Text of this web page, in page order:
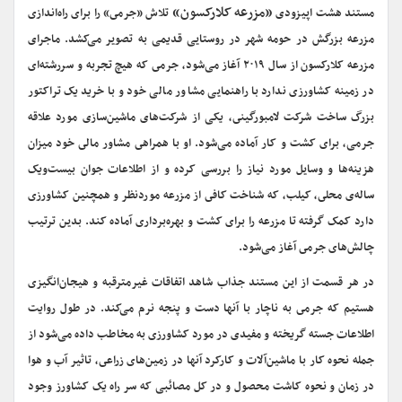
مستند هشت اپیزودی«مزرعه کلارکسون»تلاش «جرمى» را براى راه‌اندازى
مزرعه بزرگش در حومه شهر در روستایی قدیمی به تصویر می‌کشد. ماجرای
مزرعه کلارکسون از سال ۲۰۱۹ آغاز می‌شود، جرمى که هیچ تجربه و سررشته‌اى
در زمینه کشاورزى ندارد با راهنمایی مشاور مالی خود و با خرید یک تراکتور
بزرگ ساخت شرکت لامبورگینى، یکی از شرکت‌های ماشین‌سازی مورد علاقه
جرمی، براى کشت و کار آماده می‌شود. او با همراهى مشاور مالى خود میزان
هزینه‌ها و وسایل مورد نیاز را بررسی کرده و از اطلاعات جوان بیست‌ویک
ساله‌ی محلى، کیلب، که شناخت کافى از مزرعه موردنظر و همچنین کشاورزى
دارد کمک گرفته تا مزرعه را براى کشت و بهره‌بردارى آماده کند. بدین ترتیب
چالش‌هاى جرمى آغاز می‌شود.
در هر قسمت از این مستند جذاب شاهد اتفاقات غیرمترقبه و هیجان‌انگیزى
هستیم که جرمى به ناچار با آنها دست و پنجه نرم می‌کند. در طول روایت
اطلاعات جسته گریخته و مفیدی در مورد کشاورزى به مخاطب داده می‌شود از
جمله نحوه کار با ماشین‌آلات و کارکرد آنها در زمین‌هاى زراعى، تاثیر آب و هوا
در زمان و نحوه کاشت محصول و در کل مصائبی که سر راه یک کشاورز وجود